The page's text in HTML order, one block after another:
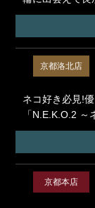
京都洛北店
ネコ好き必見!
「N.E.K.O.2
京都本店